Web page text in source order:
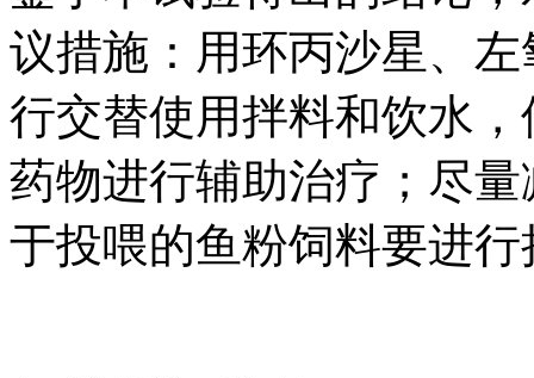
议措施：用环丙沙星、
行交替使用拌料和饮水
药物进行辅助治疗；尽
于投喂的鱼粉饲料要进